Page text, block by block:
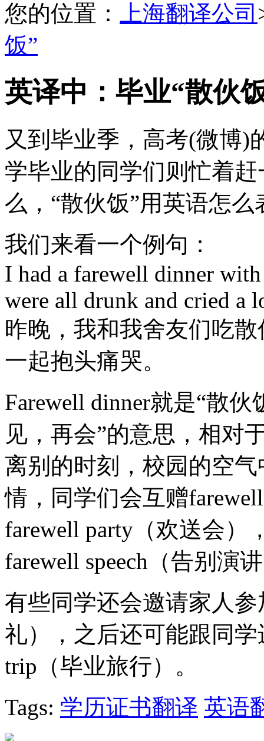
您的位置： 上海翻译公司
饭”
英译中：毕业“散伙
又到毕业季，高考(微博)
学毕业的同学们则忙着
么，“散伙饭”用英语怎么
我们来看一个例句：
I had a farewell dinner
were all drunk and cried a
昨晚，我和我舍友们吃
一起抱头痛哭。
Farewell dinner就是“散
见，再会”的意思，相对
离别的时刻，校园的空
情，同学们会互赠
farewell party（欢送会）
farewell speech（告别演
有些同学还会邀请家人参
礼），之后还可能跟同学
trip（毕业旅行）。
Tags: 学历证书翻译 英语